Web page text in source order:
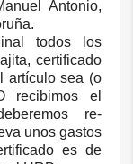
Antonio,
todos los
certificado
artículo sea (o
recibimos el
re-
unos gastos
es de